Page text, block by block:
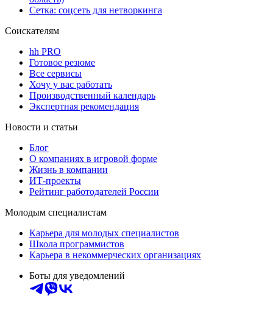
Сетка: соцсеть для нетворкинга
Соискателям
hh PRO
Готовое резюме
Все сервисы
Хочу у вас работать
Производственный календарь
Экспертная рекомендация
Новости и статьи
Блог
О компаниях в игровой форме
Жизнь в компании
ИТ-проекты
Рейтинг работодателей России
Молодым специалистам
Карьера для молодых специалистов
Школа программистов
Карьера в некоммерческих организациях
Боты для уведомлений